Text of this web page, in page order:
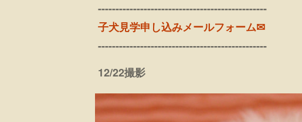
------------------------------------------------
子犬見学申し込みメールフォーム✉
------------------------------------------------
12/22撮影